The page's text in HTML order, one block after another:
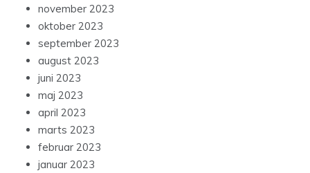
november 2023
oktober 2023
september 2023
august 2023
juni 2023
maj 2023
april 2023
marts 2023
februar 2023
januar 2023